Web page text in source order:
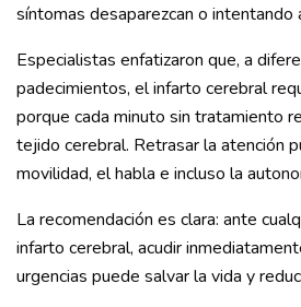
síntomas desaparezcan o intentando
Especialistas enfatizaron que, a
padecimientos, el infarto cerebral
porque cada minuto sin tratamiento
tejido cerebral. Retrasar la atención
movilidad, el habla e incluso la
La recomendación es clara: ante
infarto cerebral, acudir
urgencias puede salvar la vida y